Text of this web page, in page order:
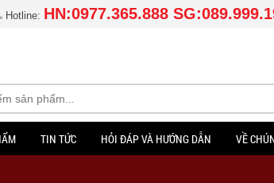
Hotline: HN:0977.365.888
TIN TỨC HỎI ĐÁP VÀ HƯỚNG DẪN VỀ